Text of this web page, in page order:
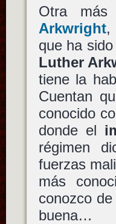
Otra
Arkwright,
que ha
Luther
tiene la
Cuentan
conocido
donde el
régimen
fuerzas
más
conozco
buena…